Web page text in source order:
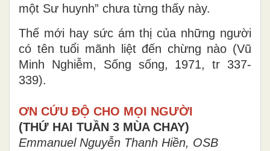
một Sư huynh” chưa từng thấy này.
Thế mới hay sức ám thị của những người
có tên tuổi mãnh liệt đến chừng nào (Vũ
Minh Nghiễm, Sống sống, 1971, tr 337-
339).
ƠN CỨU ĐỘ CHO MỌI NGƯỜI
(THỨ HAI TUẦN 3 MÙA CHAY)
Emmanuel Nguyễn Thanh Hiền, OSB